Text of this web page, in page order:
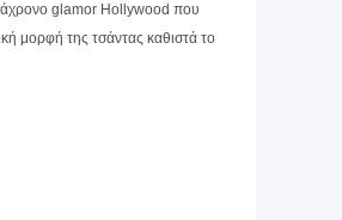
άχρονο glamor Hollywood που
μορφή της τσάντας καθιστά το